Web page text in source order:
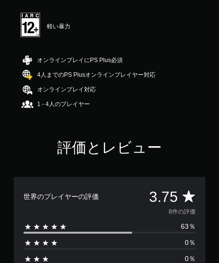
は
5
段
の
5
で
軽い暴力
オンラインプレイにPS Plus必須
4人までのPS Plusオンラインプレイヤー対応
オンラインプレイ対応
1 - 4人のプレイヤー
評価とレビュー
世界のプレイヤーの評価 3.75 評
価
数
は
8件の評価
63％
0％
0％